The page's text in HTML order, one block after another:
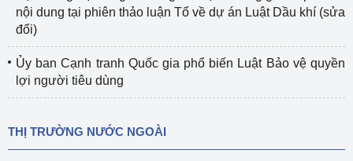
nội dung tại phiên thảo luận Tổ về dự án Luật Dầu khí (sửa
đổi)
Ủy ban Cạnh tranh Quốc gia phổ biến Luật Bảo vệ quyền
lợi người tiêu dùng
THỊ TRƯỜNG NƯỚC NGOÀI